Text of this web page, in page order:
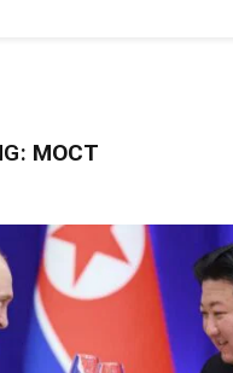
МОСТ
главниот град на Русуија
како роденденски
2, 2026